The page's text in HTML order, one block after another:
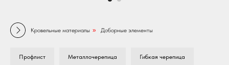
Кровельные материалы » Доборные элементы
Профлист Металлочерепица Гибкая черепица